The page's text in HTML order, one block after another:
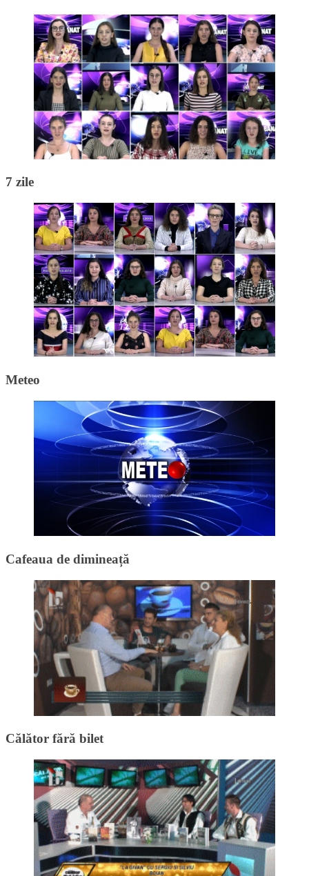
7 zile
Meteo
Cafeaua de dimineață
Călător fără bilet